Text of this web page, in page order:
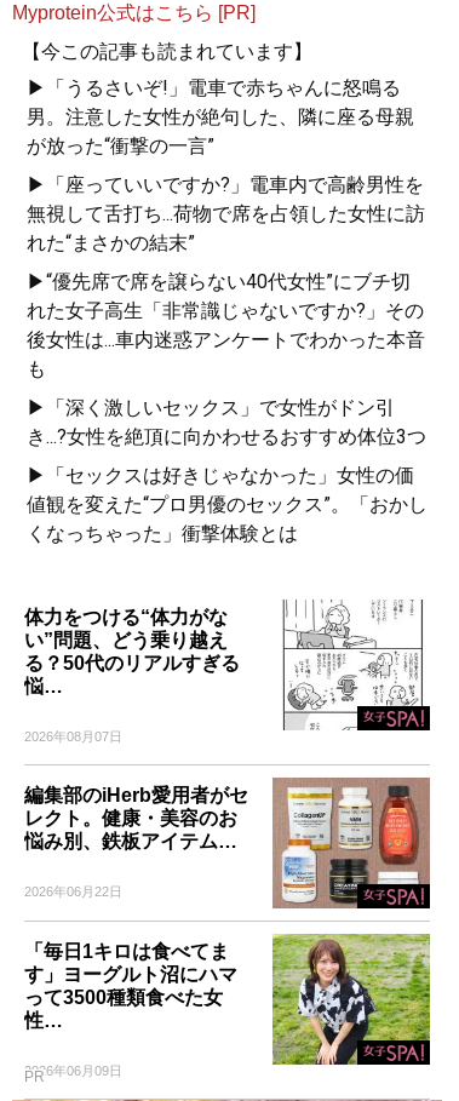
Myprotein公式はこちら [PR]
【今この記事も読まれています】
▶「うるさいぞ!」電車で赤ちゃんに怒鳴る
男。注意した女性が絶句した、隣に座る母親
が放った“衝撃の一言”
▶「座っていいですか?」電車内で高齢男性を
無視して舌打ち...荷物で席を占領した女性に訪
れた“まさかの結末”
▶“優先席で席を譲らない40代女性”にブチ切
れた女子高生「非常識じゃないですか?」その
後女性は...車内迷惑アンケートでわかった本音
も
▶「深く激しいセックス」で女性がドン引
き...?女性を絶頂に向かわせるおすすめ体位3つ
▶「セックスは好きじゃなかった」女性の価
値観を変えた“プロ男優のセックス”。「おかし
くなっちゃった」衝撃体験とは
体力をつける“体力がな
い”問題、どう乗り越え
る？50代のリアルすぎる
悩…
2026年08月07日
編集部のiHerb愛用者がセ
レクト。健康・美容のお
悩み別、鉄板アイテム…
2026年06月22日
「毎日1キロは食べてま
す」ヨーグルト沼にハマ
って3500種類食べた女
性…
2026年06月09日
PR